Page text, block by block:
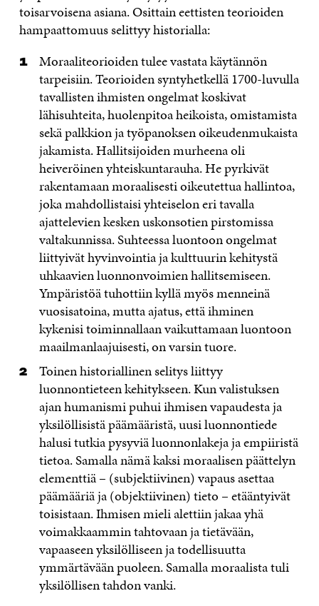
toisarvoisena asiana. Osittain eettisten teorioiden
hampaattomuus selittyy historialla:
Moraaliteorioiden tulee vastata käytännön
tarpeisiin. Teorioiden syntyhetkellä 1700-luvulla
tavallisten ihmisten ongelmat koskivat
lähisuhteita, huolenpitoa heikoista, omistamista
sekä palkkion ja työpanoksen oikeudenmukaista
jakamista. Hallitsijoiden murheena oli
heiveröinen yhteiskuntarauha. He pyrkivät
rakentamaan moraalisesti oikeutettua hallintoa,
joka mahdollistaisi yhteiselon eri tavalla
ajattelevien kesken uskonsotien pirstomissa
valtakunnissa. Suhteessa luontoon ongelmat
liittyivät hyvinvointia ja kulttuurin kehitystä
uhkaavien luonnonvoimien hallitsemiseen.
Ympäristöä tuhottiin kyllä myös menneinä
vuosisatoina, mutta ajatus, että ihminen
kykenisi toiminnallaan vaikuttamaan luontoon
maailmanlaajuisesti, on varsin tuore.
Toinen historiallinen selitys liittyy
luonnontieteen kehitykseen. Kun valistuksen
ajan humanismi puhui ihmisen vapaudesta ja
yksilöllisistä päämääristä, uusi luonnontiede
halusi tutkia pysyviä luonnonlakeja ja empiiristä
tietoa. Samalla nämä kaksi moraalisen päättelyn
elementtiä – (subjektiivinen) vapaus asettaa
päämääriä ja (objektiivinen) tieto – etääntyivät
toisistaan. Ihmisen mieli alettiin jakaa yhä
voimakkaammin tahtovaan ja tietävään,
vapaaseen yksilölliseen ja todellisuutta
ymmärtävään puoleen. Samalla moraalista tuli
yksilöllisen tahdon vanki.